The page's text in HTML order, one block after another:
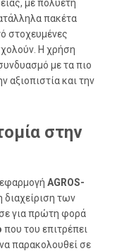
με πολυετή
πακέτα
στοχευμένες
Η χρήση
με τα πιο
αξιοπιστία και την
στην
AGROS-
διαχείριση των
για πρώτη φορά
που του επιτρέπει
παρακολουθεί σε